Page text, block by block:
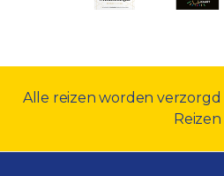
Alle reizen worden verzorgd
Reizen